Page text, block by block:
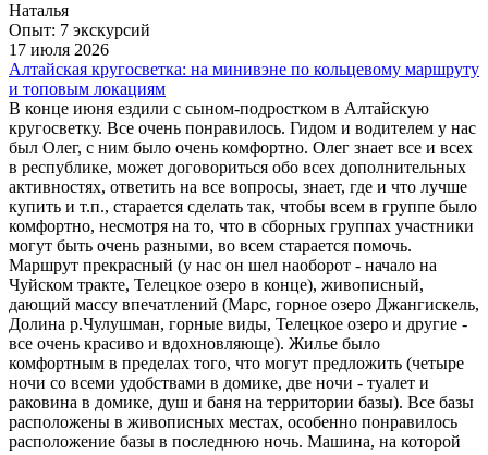
Наталья
Опыт: 7 экскурсий
17 июля 2026
Алтайская кругосветка: на минивэне по кольцевому маршруту
и топовым локациям
В конце июня ездили с сыном-подростком в Алтайскую
кругосветку. Все очень понравилось. Гидом и водителем у нас
был Олег, с ним было очень комфортно. Олег знает все и всех
в республике, может договориться обо всех дополнительных
активностях, ответить на все вопросы, знает, где и что лучше
купить и т.п., старается сделать так, чтобы всем в группе было
комфортно, несмотря на то, что в сборных группах участники
могут быть очень разными, во всем старается помочь.
Маршрут прекрасный (у нас он шел наоборот - начало на
Чуйском тракте, Телецкое озеро в конце), живописный,
дающий массу впечатлений (Марс, горное озеро Джангискель,
Долина р.Чулушман, горные виды, Телецкое озеро и другие -
все очень красиво и вдохновляюще). Жилье было
комфортным в пределах того, что могут предложить (четыре
ночи со всеми удобствами в домике, две ночи - туалет и
раковина в домике, душ и баня на территории базы). Все базы
расположены в живописных местах, особенно понравилось
расположение базы в последнюю ночь. Машина, на которой